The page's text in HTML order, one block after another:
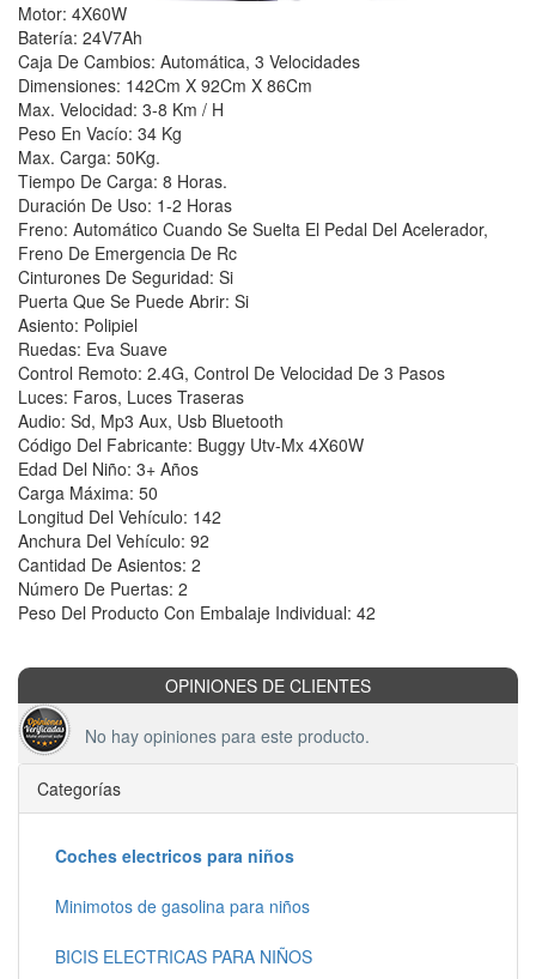
Motor: 4X60W
Batería: 24V7Ah
Caja De Cambios: Automática, 3 Velocidades
Dimensiones: 142Cm X 92Cm X 86Cm
Max. Velocidad: 3-8 Km / H
Peso En Vacío: 34 Kg
Max. Carga: 50Kg.
Tiempo De Carga: 8 Horas.
Duración De Uso: 1-2 Horas
Freno: Automático Cuando Se Suelta El Pedal Del Acelerador,
Freno De Emergencia De Rc
Cinturones De Seguridad: Si
Puerta Que Se Puede Abrir: Si
Asiento: Polipiel
Ruedas: Eva Suave
Control Remoto: 2.4G, Control De Velocidad De 3 Pasos
Luces: Faros, Luces Traseras
Audio: Sd, Mp3 Aux, Usb Bluetooth
Código Del Fabricante: Buggy Utv-Mx 4X60W
Edad Del Niño: 3+ Años
Carga Máxima: 50
Longitud Del Vehículo: 142
Anchura Del Vehículo: 92
Cantidad De Asientos: 2
Número De Puertas: 2
Peso Del Producto Con Embalaje Individual: 42
OPINIONES DE CLIENTES
No hay opiniones para este producto.
Categorías
Coches electricos para niños
Minimotos de gasolina para niños
BICIS ELECTRICAS PARA NIÑOS